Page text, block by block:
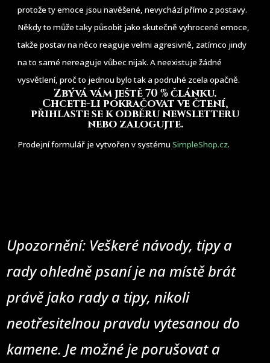
protože ty emoce jsou navěšené, nevychází přímo z postavy.
Někdy to může taky působit jako skutečně vyhrocené emoce,
takže postav na něco reaguje velmi agresivně, zatímco jindy
na to samé nereaguje vůbec nijak. A neexistuje žádné
vysvětlení, proč to jednou bylo tak a podruhé zcela opačně.
Zbývá vám ještě 70 % článku.
Chcete-li pokračovat ve čtení,
přihlaste se k odběru newsletteru
nebo zalogujte.
Prodejní formulář je vytvořen v systémuSimpleShop.cz.
Upozornění: Veškeré návody, tipy a
rady ohledně psaní je na místě brát
právě jako rady a tipy, nikoli
neotřesitelnou pravdu vytesanou do
kamene. Je možné je porušovat a